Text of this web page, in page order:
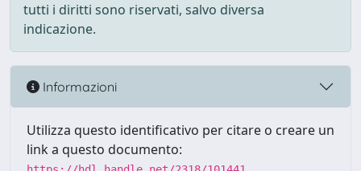
tutti i diritti sono riservati, salvo diversa
indicazione.
Informazioni
Utilizza questo identificativo per citare o creare un
link a questo documento: